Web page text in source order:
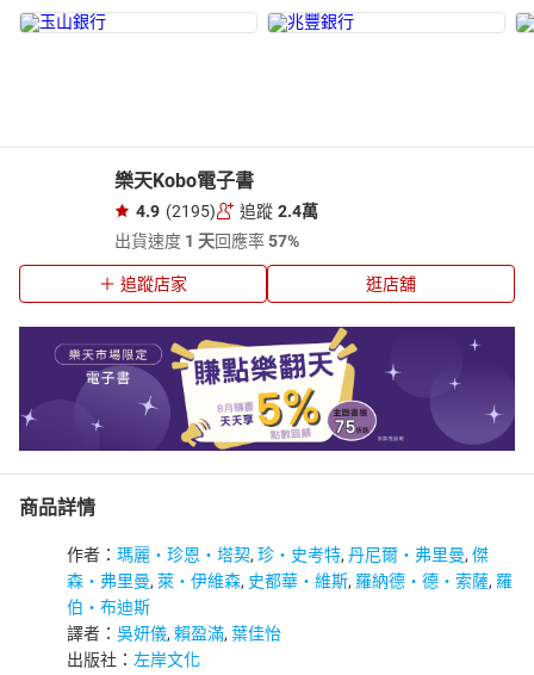
樂天Kobo電子書
4.9 (2195) 追蹤 2.4萬
出貨速度 1 天回應率57%
追蹤店家 逛店舖
商品詳情
作者： 瑪麗‧珍恩‧塔契, 珍‧史考特, 丹尼爾‧弗里曼, 傑
森‧弗里曼, 萊‧伊維森, 史都華‧維斯, 羅納德‧德‧索薩, 羅
伯‧布迪斯
譯者： 吳妍儀, 賴盈滿, 葉佳怡
出版社： 左岸文化